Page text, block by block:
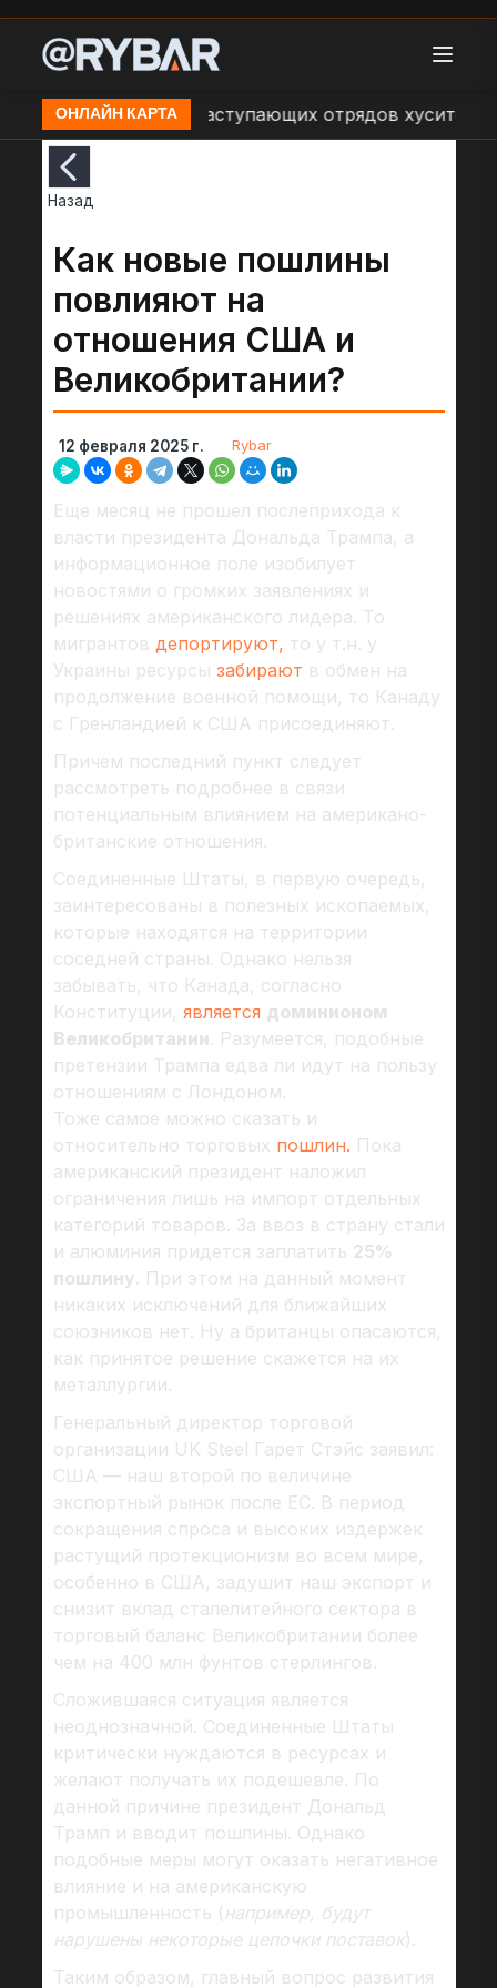
ОНЛАЙН КАРТА
об обстрелах наступающих отрядов хуситов со
Назад
Как новые пошлины
повлияют на
отношения США и
Великобритании?
12 февраля 2025 г. Rybar
Еще месяц не прошел послеприхода к
власти президента Дональда Трампа, а
информационное поле изобилует
новостями о громких заявлениях и
решениях американского лидера. То
мигрантов депортируют, то у т.н. у
Украины ресурсы забирают в обмен на
продолжение военной помощи, то Канаду
с Гренландией к США присоединяют.
Причем последний пункт следует
рассмотреть подробнее в связи
потенциальным влиянием на американо-
британские отношения.
Соединенные Штаты, в первую очередь,
заинтересованы в полезных ископаемых,
которые находятся на территории
соседней страны. Однако нельзя
забывать, что Канада, согласно
Конституции, является доминионом
Великобритании. Разумеется, подобные
претензии Трампа едва ли идут на пользу
отношениям с Лондоном.
Тоже самое можно сказать и
относительно торговых пошлин. Пока
американский президент наложил
ограничения лишь на импорт отдельных
категорий товаров. За ввоз в страну стали
и алюминия придется заплатить 25%
пошлину. При этом на данный момент
никаких исключений для ближайших
союзников нет. Ну а британцы опасаются,
как принятое решение скажется на их
металлургии.
Генеральный директор торговой
организации UK Steel Гарет Стэйс заявил:
США — наш второй по величине
экспортный рынок после ЕС. В период
сокращения спроса и высоких издержек
растущий протекционизм во всем мире,
особенно в США, задушит наш экспорт и
снизит вклад сталелитейного сектора в
торговый баланс Великобритании более
чем на 400 млн фунтов стерлингов.
Сложившаяся ситуация является
неоднозначной. Соединенные Штаты
критически нуждаются в ресурсах и
желают получать их подешевле. По
данной причине президент Дональд
Трамп и вводит пошлины. Однако
подобные меры могут оказать негативное
влияние и на американскую
промышленность ( например, будут
нарушены некоторые цепочки поставок).
Таким образом, главный вопрос развития